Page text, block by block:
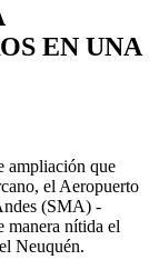
EN UNA
ampliación que
el Aeropuerto
(SMA) -
manera nítida el
Neuquén.